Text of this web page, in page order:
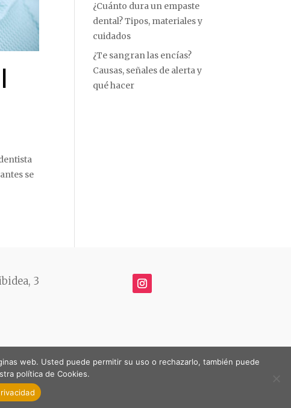
se
¿Cuánto dura un empaste
dental? Tipos, materiales y
cuidados
¿Te sangran las encías?
Causas, señales de alerta y
qué hacer
3
web. Usted puede permitir su uso o rechazarlo, también puede
política de Cookies.